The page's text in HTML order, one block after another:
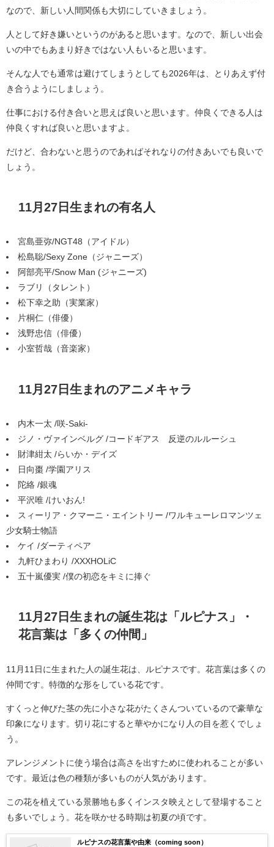
なので、新しい人間関係も大切にしていきましょう。
人として好き嫌いというのがあると思います。なので、新しい出会
いの中でもあまり好きではない人もいると思います。
そんな人でも通常は避けてしまうとしても2026年は、とりあえず付
き合うようにしましょう。
仕事における付き合いと思えば良いと思います。仲良くできる人は
仲良くすれば良いと思いますよ。
だけど、合わないと思うのであればそれなりの付きあいでも良いで
しょう。
11月27日生まれの有名人
宮島亜弥/NGT48（アイドル）
松島聡/Sexy Zone（ジャニーズ）
阿部亮平/Snow Man (ジャニーズ)
ラブリ（タレント）
松下幸之助（実業家）
片桐仁（俳優）
浅野忠信（俳優）
小室哲哉（音楽家）
11月27日生まれのアニメキャラ
内木一太 /咲-Saki-
ジノ・ヴァインベルグ /コードギアス 反逆のルルーシュ
財津紺太 /らいか・デイズ
日向棗 /学園アリス
陀絡 /銀魂
平沢唯 /けいおん!
スィーリア・クマーニ・エイントリー /ワルキューレロマンツェ
少女騎士物語
ケイ /ダーティペア
九軒ひまわり /XXXHOLiC
五十嵐優実 /僕の初恋をキミに捧ぐ
11月27日生まれの誕生花は「ルピナス」・
花言葉は「多くの仲間」
11月11日に生まれた人の誕生花は、ルピナスです。花言葉は多くの
仲間です。特徴的な形をしている花です。
すくっと伸びた茎の先に小さな花がたくさんついているので豪華な
印象になります。切り花にすると華やかになり人の目を惹くでしょ
う。
アレンジメントに使う場合は高さを出すために使われることが多い
です。最近は色の種類が多いものが人気があります。
この花を植えている景勝地も多くインスタ映えとして登場すること
も多いでしょう。花を咲かせる時期は初夏の頃です。
ルピナスの花言葉や由来（coming soon）